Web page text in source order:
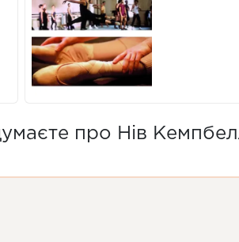
про Нів